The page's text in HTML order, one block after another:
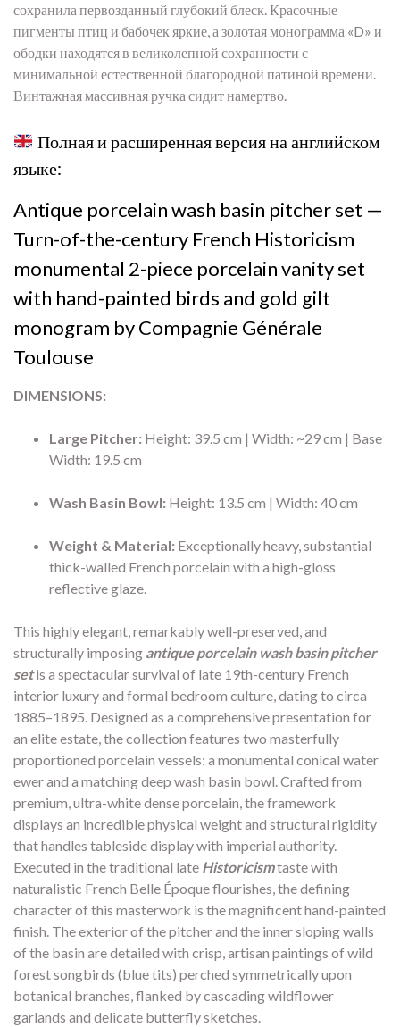
сохранила первозданный глубокий блеск.Красочные
пигменты птиц и бабочек яркие,а золотая монограмма «D» и
ободки находятся в великолепной сохранности с
минимальной естественной благородной патиной времени.
Винтажная массивная ручка сидит намертво.
Полная и расширенная версия на английском
языке:
Antique porcelain wash basin pitcher set —
Turn-of-the-century French Historicism
monumental 2-piece porcelain vanity set
with hand-painted birds and gold gilt
monogram by Compagnie Générale
Toulouse
DIMENSIONS:
Large Pitcher: Height: 39.5 cm | Width: ~29 cm | Base
Width: 19.5 cm
Wash Basin Bowl: Height: 13.5 cm | Width: 40 cm
Weight & Material: Exceptionally heavy,substantial
thick-walled French porcelain with a high-gloss
reflective glaze.
This highly elegant,remarkably well-preserved,and
structurally imposing antique porcelain wash basin pitcher
setis a spectacular survival of late 19th-century French
interior luxury and formal bedroom culture,dating to circa
1885–1895. Designed as a comprehensive presentation for
an elite estate,the collection features two masterfully
proportioned porcelain vessels: a monumental conical water
ewer and a matching deep wash basin bowl.Crafted from
premium,ultra-white dense porcelain,the framework
displays an incredible physical weight and structural rigidity
that handles tableside display with imperial authority.
Executed in the traditional late Historicismtaste with
naturalistic French Belle Époque flourishes,the defining
character of this masterwork is the magnificent hand-painted
finish. The exterior of the pitcher and the inner sloping walls
of the basin are detailed with crisp,artisan paintings of wild
forest songbirds (blue tits) perched symmetrically upon
botanical branches,flanked by cascading wildflower
garlands and delicate butterfly sketches.